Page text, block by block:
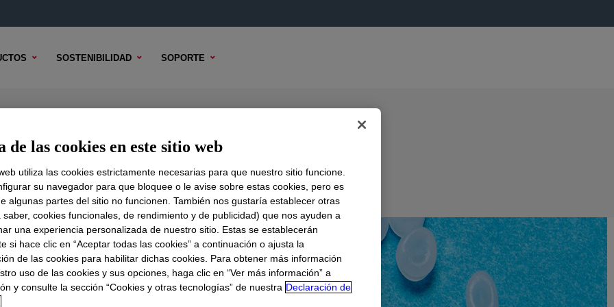
SOSTENIBILIDAD SOPORTE
Base
TÉCNICO OPCIONES DE MUESTRA OPCIONES DE COMPRA
de las cookies en este sitio web
utiliza las cookies estrictamente necesarias para que nuestro sitio funcione.
su navegador para que bloquee o le avise sobre estas cookies, pero es
algunas partes del sitio no funcionen. También nos gustaría establecer otras
saber, cookies funcionales, de rendimiento y de publicidad) que nos ayuden a
una experiencia personalizada de nuestro sitio. Estas se establecerán
si hace clic en “Aceptar todas las cookies” a continuación o ajusta la
de las cookies para habilitar dichas cookies. Para obtener más información
uso de las cookies y sus opciones, haga clic en “Ver más información” a
y consulte la sección “Cookies y otras tecnologías” de nuestra Declaración de